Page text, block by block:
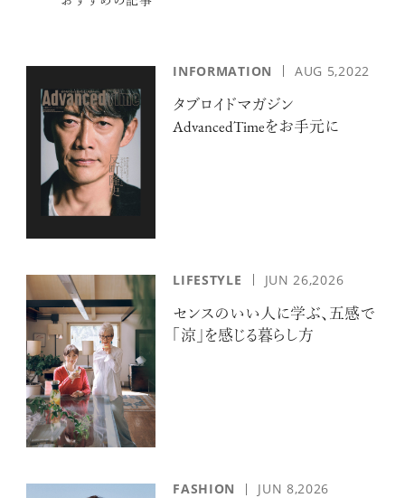
INFORMATION AUG 5,2022
タブロイドマガジン
AdvancedTimeをお手元に
LIFESTYLE JUN 26,2026
センスのいい人に学ぶ、五感で
「涼」を感じる暮らし方
FASHION JUN 8,2026